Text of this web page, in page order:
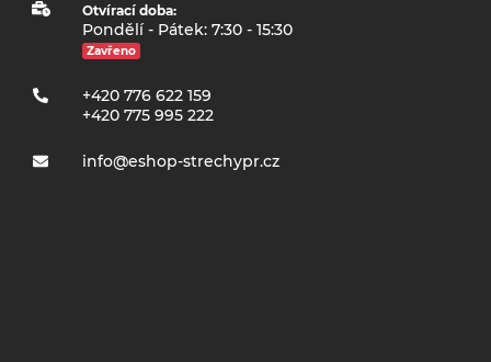
Otvírací doba:
Pondělí - Pátek: 7:30 - 15:30
Zavřeno
+420 776 622 159
+420 775 995 222
info@eshop-strechypr.cz